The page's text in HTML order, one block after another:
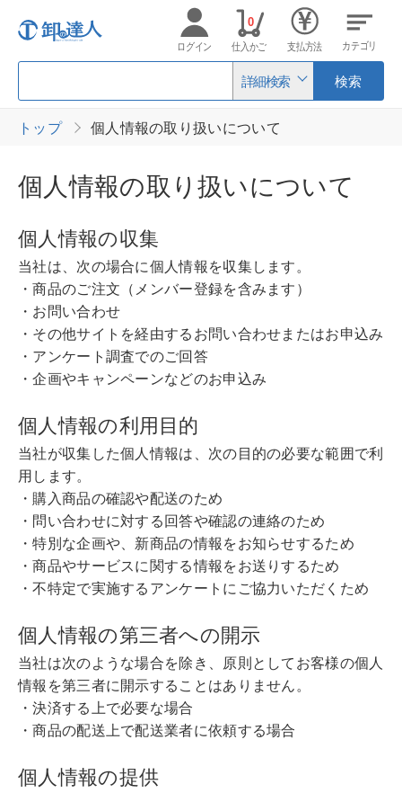
詳細検索 検索
ログイン 仕入かご
0
支払方法 カテゴリ
トップ 個人情報の取り扱いについて
個人情報の取り扱いについて
個人情報の収集
当社は、次の場合に個人情報を収集します。
・商品のご注文（メンバー登録を含みます）
・お問い合わせ
・その他サイトを経由するお問い合わせまたはお申込み
・アンケート調査でのご回答
・企画やキャンペーンなどのお申込み
個人情報の利用目的
当社が収集した個人情報は、次の目的の必要な範囲で利
用します。
・購入商品の確認や配送のため
・問い合わせに対する回答や確認の連絡のため
・特別な企画や、新商品の情報をお知らせするため
・商品やサービスに関する情報をお送りするため
・不特定で実施するアンケートにご協力いただくため
個人情報の第三者への開示
当社は次のような場合を除き、原則としてお客様の個人
情報を第三者に開示することはありません。
・決済する上で必要な場合
・商品の配送上で配送業者に依頼する場合
個人情報の提供